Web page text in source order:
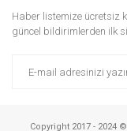
Haber listemize ücretsiz
güncel bildirimlerden ilk
Copyright 2017 - 2024